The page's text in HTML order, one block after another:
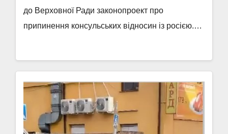
до Верховної Ради законопроект про
припинення консульських відносин із росією.…